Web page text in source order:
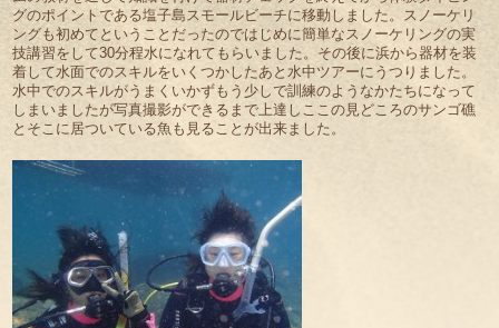
グのポイントである塩子島スモールビーチに移動しました。スノーケリ
ングも初めてということだったのではじめに簡単なスノーケリングの実
技講習をして30分程水になれてもらいました。その後に浜から器材を装
着して水面でのスキルをいくつかしたあと水中ツアーにうつりました。
水中でのスキルがうまくいかずもう少しで訓練のようなかたちになって
しまいましたが写真撮影ができるまで上達しここの見どころのサンゴ礁
とそこに居ついている魚も見ることが出来ました。